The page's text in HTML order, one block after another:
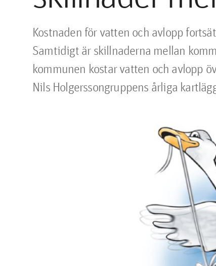
Kostnaden för vatten och avlopp
Samtidigt är skillnaderna mellan
kommunen kostar vatten och avlopp
Nils Holgerssongruppens årliga